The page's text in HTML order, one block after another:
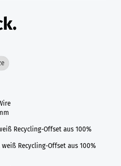
Recycling-Offset aus 100%
Recycling-Offset aus 100%